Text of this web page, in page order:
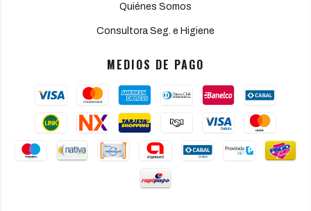
Quiénes Somos
Consultora Seg. e Higiene
MEDIOS DE PAGO